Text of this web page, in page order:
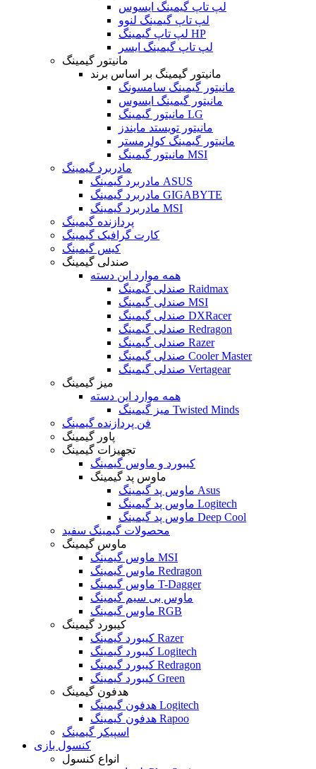
لپ تاپ گیمینگ ایسوس
لپ تاپ گیمینگ لنوو
لپ تاپ گیمینگ HP
لپ تاپ گیمینگ ایسر
مانیتور گیمینگ
مانیتور گیمینگ بر اساس برند
مانیتور گیمینگ سامسونگ
مانیتور گیمینگ ایسوس
مانیتور گیمینگ LG
مانیتور تویستد مایندز
مانیتور گیمینگ کولرمستر
مانیتور گیمینگ MSI
مادربرد گیمینگ
مادربرد گیمینگ ASUS
مادربرد گیمینگ GIGABYTE
مادربرد گیمینگ MSI
پردازنده گیمینگ
کارت گرافیک گیمینگ
کیس گیمینگ
صندلی گیمینگ
همه موارد این دسته
صندلی گیمینگ Raidmax
صندلی گیمینگ MSI
صندلی گیمینگ DXRacer
صندلی گیمینگ Redragon
صندلی گیمینگ Razer
صندلی گیمینگ Cooler Master
صندلی گیمینگ Vertagear
میز گیمینگ
همه موارد این دسته
میز گیمینگ Twisted Minds
فن پردازنده گیمینگ
پاور گیمینگ
تجهیزات گیمینگ
کیبورد و ماوس گیمینگ
ماوس پد گیمینگ
ماوس پد گیمینگ Asus
ماوس پد گیمینگ Logitech
ماوس پد گیمینگ Deep Cool
محصولات گیمینگ سفید
ماوس گیمینگ
ماوس گیمینگ MSI
ماوس گیمینگ Redragon
ماوس گیمینگ T-Dagger
ماوس بی سیم گیمینگ
ماوس گیمینگ RGB
کیبورد گیمینگ
کیبورد گیمینگ Razer
کیبورد گیمینگ Logitech
کیبورد گیمینگ Redragon
کیبورد گیمینگ Green
هدفون گیمینگ
هدفون گیمینگ Logitech
هدفون گیمینگ Rapoo
اسپیکر گیمینگ
کنسول بازی
انواع کنسول